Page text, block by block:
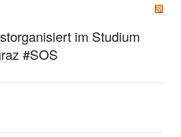
im Studium
#SOS